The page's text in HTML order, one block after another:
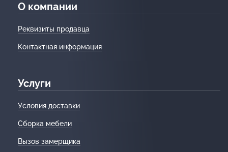
О компании
Реквизиты продавца
Контактная информация
Услуги
Условия доставки
Сборка мебели
Вызов замерщика